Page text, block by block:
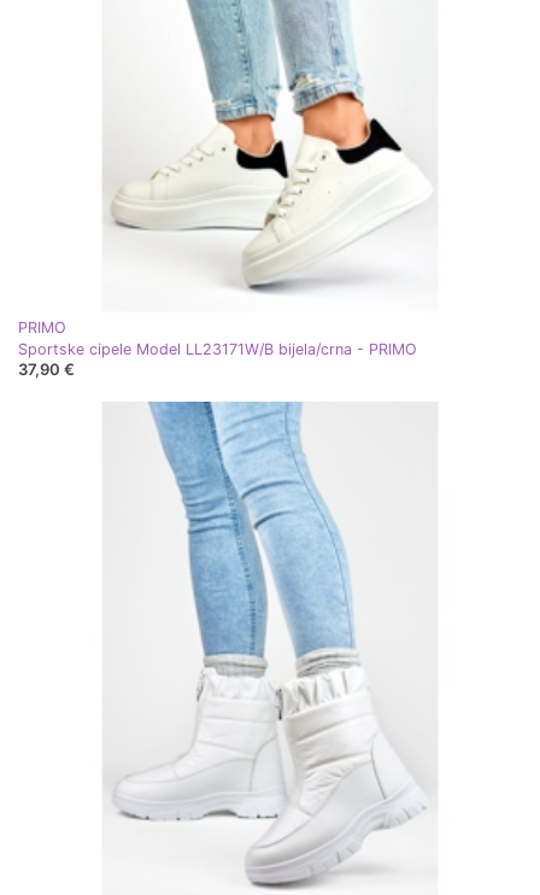
PRIMO
Sportske cipele Model LL23171W/B bijela/crna - PRIMO
37,90 €